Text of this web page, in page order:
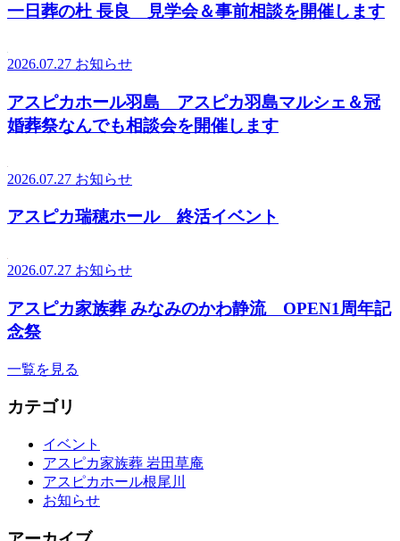
一日葬の杜 長良 見学会＆事前相談を開催します
2026.07.27 お知らせ
アスピカホール羽島 アスピカ羽島マルシェ＆冠
婚葬祭なんでも相談会を開催します
2026.07.27 お知らせ
アスピカ瑞穂ホール 終活イベント
2026.07.27 お知らせ
アスピカ家族葬 みなみのかわ静流 OPEN1周年記
念祭
一覧を見る
カテゴリ
イベント
アスピカ家族葬 岩田草庵
アスピカホール根尾川
お知らせ